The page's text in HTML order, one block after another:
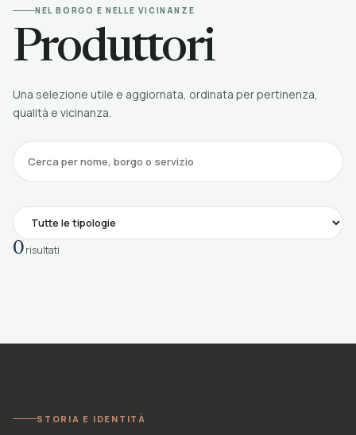
NEL BORGO E NELLE VICINANZE
Produttori
Una selezione utile e aggiornata, ordinata per pertinenza,
qualità e vicinanza.
0risultati
STORIA E IDENTITÀ